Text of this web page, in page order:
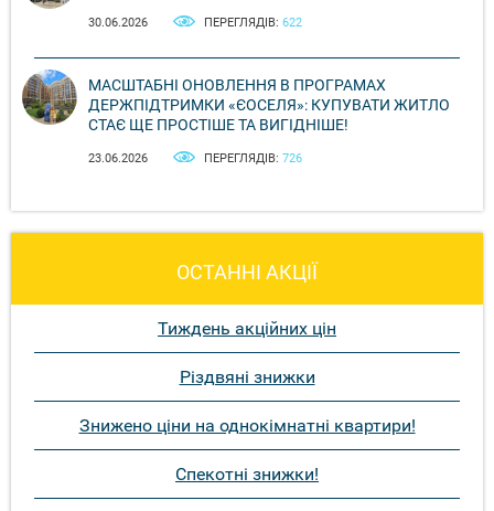
30.06.2026 ПЕРЕГЛЯДІВ: 622
МАСШТАБНІ ОНОВЛЕННЯ В ПРОГРАМАХ
ДЕРЖПІДТРИМКИ «ЄОСЕЛЯ»: КУПУВАТИ ЖИТЛО
СТАЄ ЩЕ ПРОСТІШЕ ТА ВИГІДНІШЕ!
23.06.2026 ПЕРЕГЛЯДІВ: 726
ОСТАННІ АКЦІЇ
Тиждень акційних цін
Різдвяні знижки
Знижено ціни на однокімнатні квартири!
Спекотні знижки!